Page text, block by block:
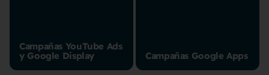
Campañas YouTube Ads
y Google Display
Campañas Google Apps